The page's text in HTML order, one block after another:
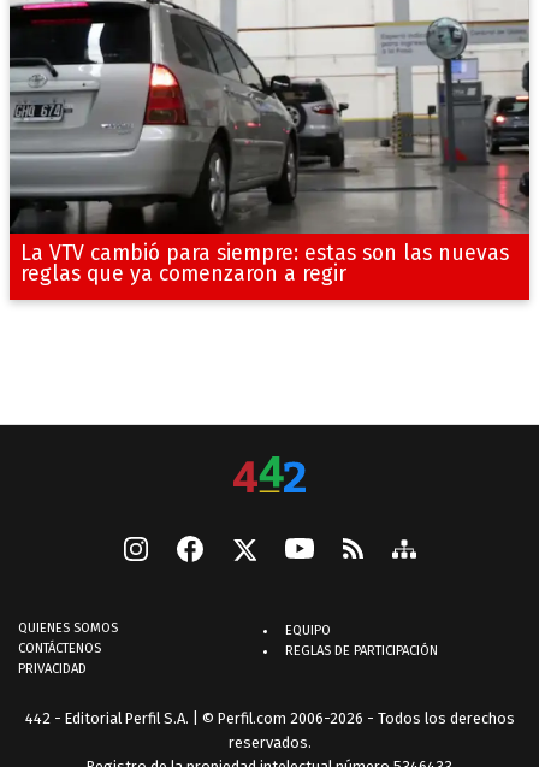
La VTV cambió para siempre: estas son las nuevas
reglas que ya comenzaron a regir
QUIENES SOMOS
CONTÁCTENOS
PRIVACIDAD
EQUIPO
REGLAS DE PARTICIPACIÓN
442 - Editorial Perfil S.A. | © Perfil.com 2006-2026 - Todos los derechos
reservados.